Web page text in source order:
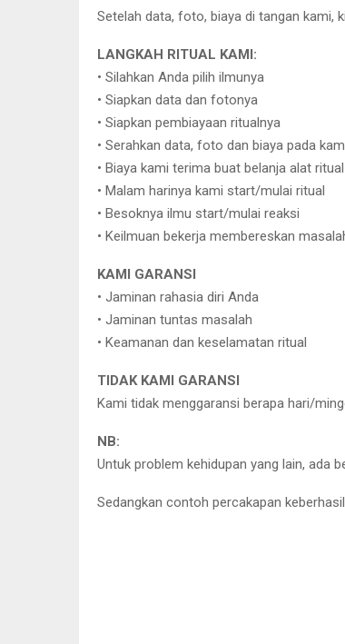
Setelah data, foto, biaya di tangan kami,
LANGKAH RITUAL KAMI:
• Silahkan Anda pilih ilmunya
• Siapkan data dan fotonya
• Siapkan pembiayaan ritualnya
• Serahkan data, foto dan biaya pada
• Biaya kami terima buat belanja alat ritual
• Malam harinya kami start/mulai ritual
• Besoknya ilmu start/mulai reaksi
• Keilmuan bekerja membereskan
KAMI GARANSI
• Jaminan rahasia diri Anda
• Jaminan tuntas masalah
• Keamanan dan keselamatan ritual
TIDAK KAMI GARANSI
Kami tidak menggaransi berapa hari/
NB:
Untuk problem kehidupan yang lain, ada
Sedangkan contoh percakapan